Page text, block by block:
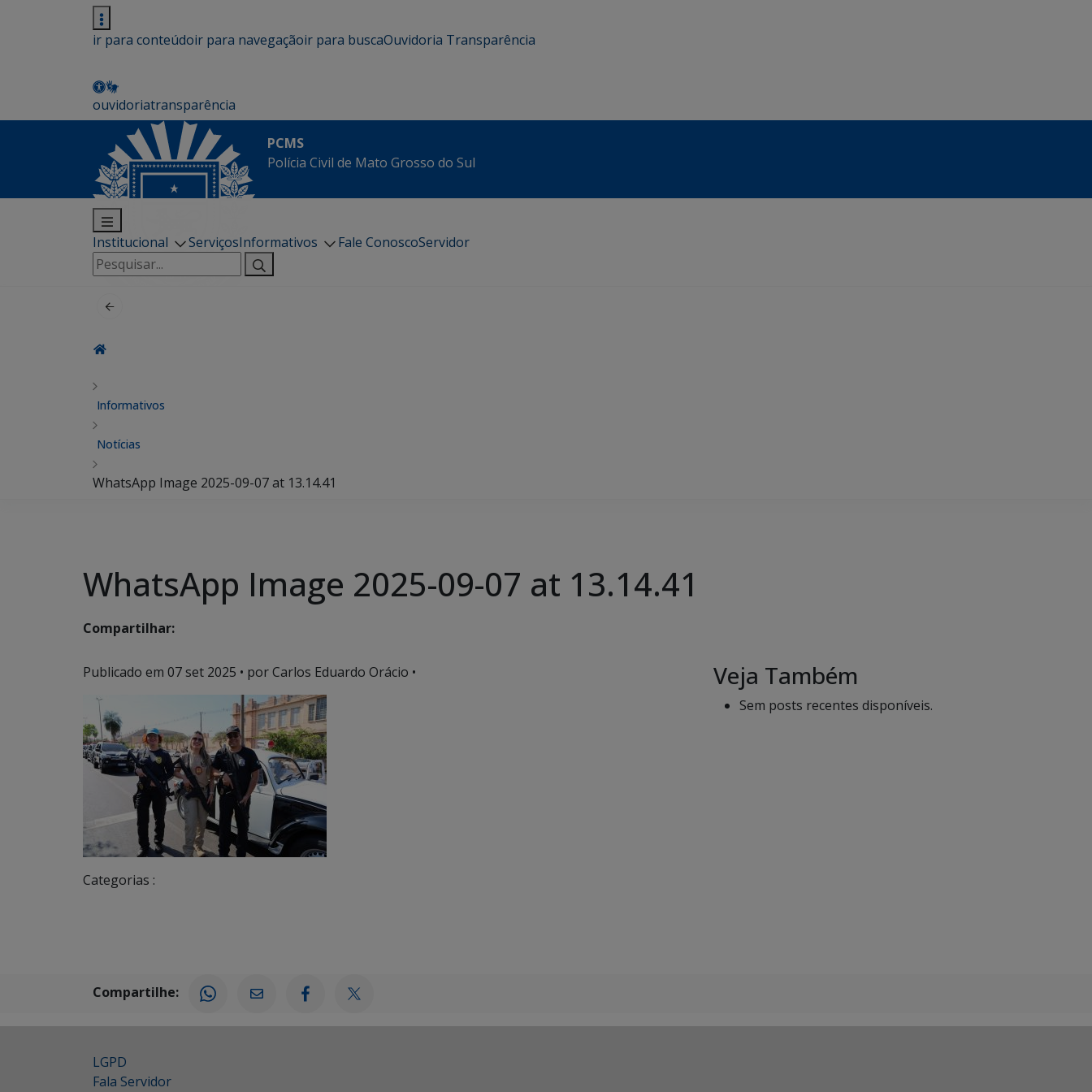
ir para conteúdoir para navegaçãoir para buscaOuvidoria Transparência
ouvidoriatransparência
PCMS
Polícia Civil de Mato Grosso do Sul
Institucional ServiçosInformativos Fale ConoscoServidor
Pesquisar
por:
Informativos
Notícias
WhatsApp Image 2025-09-07 at 13.14.41
WhatsApp Image 2025-09-07 at 13.14.41
Compartilhar:
Publicado em 07 set 2025 • por Carlos Eduardo Orácio •
Categorias :
Veja Também
Sem posts recentes disponíveis.
Compartilhe:
LGPD
Fala Servidor